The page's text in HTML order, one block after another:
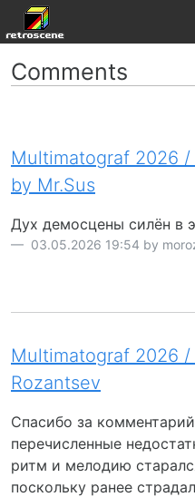
Comments
Multimatograf 2026
by Mr.Sus
Дух демосцены силён в
03.05.2026 19:54 by
Multimatograf 2026
Rozantsev
Спасибо за
перечисленные
ритм и мелодию
поскольку ранее